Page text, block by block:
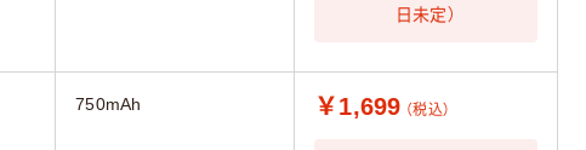
日未定）
750mAh ￥1,699 （税込）